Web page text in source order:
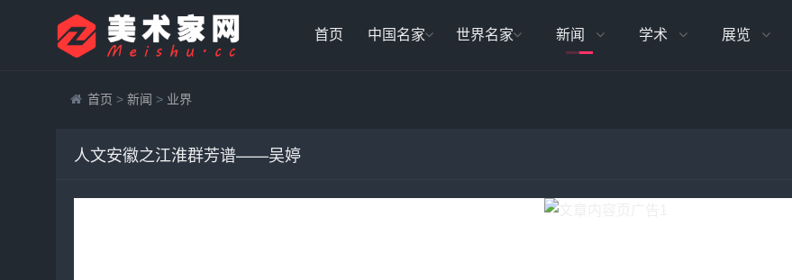
首页 中国名家 世界名家 新闻 学术 展览
首页 > 新闻 > 业界
人文安徽之江淮群芳谱——吴婷